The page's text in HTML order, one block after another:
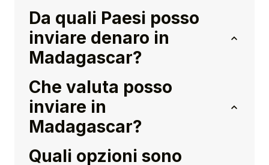
Da quali Paesi posso
inviare denaro in
Madagascar?
Che valuta posso
inviare in
Madagascar?
Quali opzioni sono